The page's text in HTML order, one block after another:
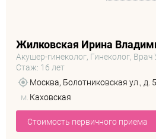
Жилковская Ирина
Акушер-гинеколог, Гинеколог, Врач
Стаж: 16 лет
Москва, Болотниковская ул., д.
м. Каховская
Стоимость первичного приема